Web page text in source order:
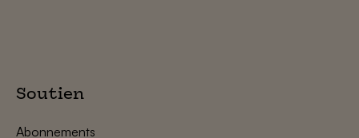
Soutien
Abonnements